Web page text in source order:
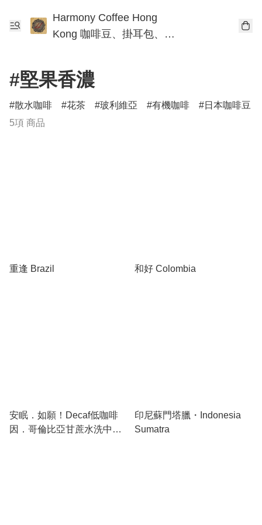
Harmony Coffee Hong
Kong 咖啡豆、掛耳包、手
#堅果香濃
散水咖啡 花茶 玻利維亞 有機咖啡
日本咖啡豆
5項 商品
重逢 Brazil 和好 Colombia
安眠．如願！Decaf低咖啡
因．哥倫比亞甘蔗水洗中深
印尼蘇門塔臘・Indonesia
Sumatra